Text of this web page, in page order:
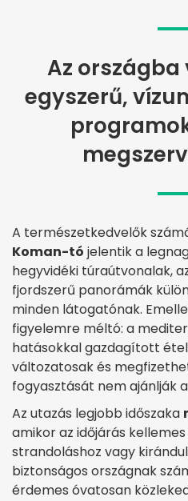
Az
egyszerű,
A természetkedvelők
Koman-tó jelentik a
hegyvidéki túraútvonalak,
fjordszerű panorámák
minden látogatónak.
figyelemre méltó: a
hatásokkal gazdagított
változatosak és
fogyasztását nem ajánlják
Az utazás legjobb időszaka
amikor az időjárás kellemes
strandoláshoz vagy
biztonságos országnak
érdemes óvatosan